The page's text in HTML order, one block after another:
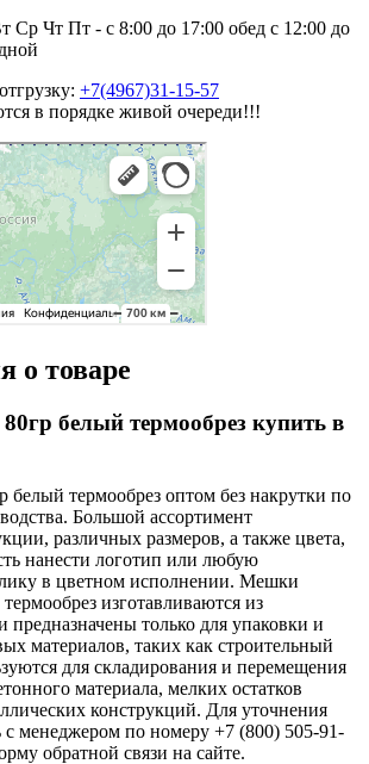
Ср Чт Пт - с 8:00 до 17:00 обед с 12:00 до
+7(4967)31-15-57
в порядке живой очереди!!!
о товаре
белый термообрез купить в
термообрез оптом без накрутки по
Большой ассортимент
различных размеров, а также цвета,
нанести логотип или любую
в цветном исполнении. Мешки
изготавливаются из
предназначены только для упаковки и
материалов, таких как строительный
для складирования и перемещения
материала, мелких остатков
конструкций. Для уточнения
с менеджером по номеру +7 (800) 505-91-
обратной связи на сайте.